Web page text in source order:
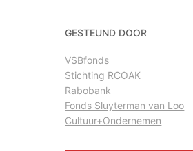
GESTEUND DOOR
VSBfonds
Stichting RCOAK
Rabobank
Fonds Sluyterman van Loo
Cultuur+Ondernemen